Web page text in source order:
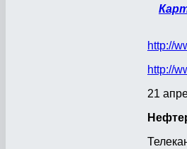
http://
http://
21